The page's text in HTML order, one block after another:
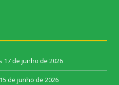
17 de junho de 2026
15 de junho de 2026